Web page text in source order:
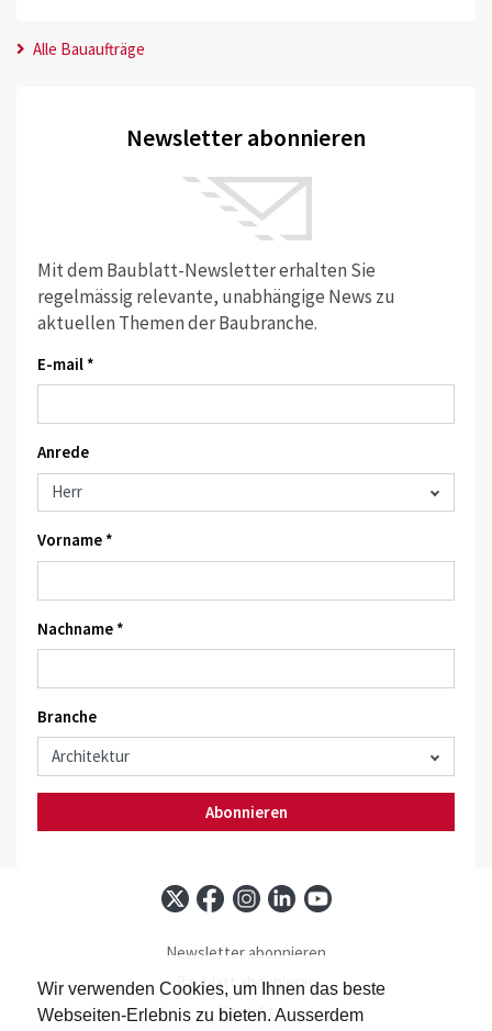
Wir verwenden Cookies, um Ihnen das beste
Webseiten-Erlebnis zu bieten. Ausserdem
Alle Bauaufträge
Newsletter abonnieren
Mit dem Baublatt-Newsletter erhalten Sie
regelmässig relevante, unabhängige News zu
aktuellen Themen der Baubranche.
E-mail *
Anrede
Vorname *
Nachname *
Branche
Abonnieren
Newsletter abonnieren
Baublatt abonnieren
Kontakt